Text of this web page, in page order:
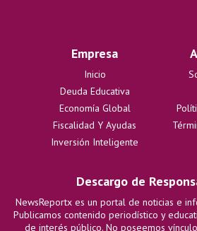
Empresa
Inicio
Deuda Educativa
Economía Global
Fiscalidad Y Ayudas
Inversión Inteligente
Descargo de
NewsReportx es un portal de noticias e
Publicamos contenido periodístico y
de interés público. No poseemos